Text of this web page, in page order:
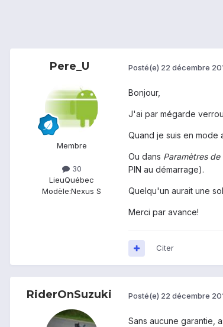
Pere_U
Membre
30
LieuQuébec
Modèle:Nexus S
Posté(e) 22 décembre
Bonjour,
J'ai par mégarde
Quand je suis en mode
Ou dans Paramètres de
PIN au démarrage).
Quelqu'un aurait une
Merci par avance!
Citer
RiderOnSuzuki Posté(e) 22 décembre
Sans aucune garantie,